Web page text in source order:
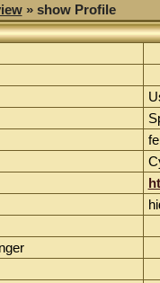
» show Profile